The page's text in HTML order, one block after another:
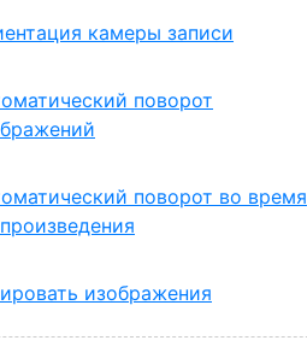
камеры записи
поворот
поворот во время
изображения